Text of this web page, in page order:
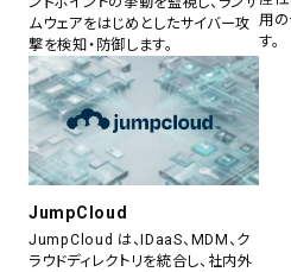
ムウェアをはじめとしたサイバー攻
撃を検知・防御します。
用の
す。
JumpCloud
JumpCloud は、IDaaS、MDM、ク
ラウドディレクトリを統合し、社内外